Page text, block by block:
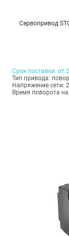
Сервопривод
Срок поставки: от
Тип привода:
Напряжение сети:
Время поворота на